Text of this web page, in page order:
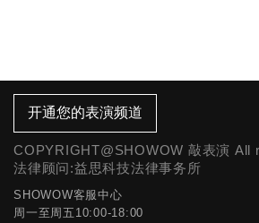
开通您的表演频道
COPYRIGHT@SHOWOW 敲表演 All
法律顾问:益思科技法律事务所
SHOWOW客服中心
周一至周五10:00-18:00